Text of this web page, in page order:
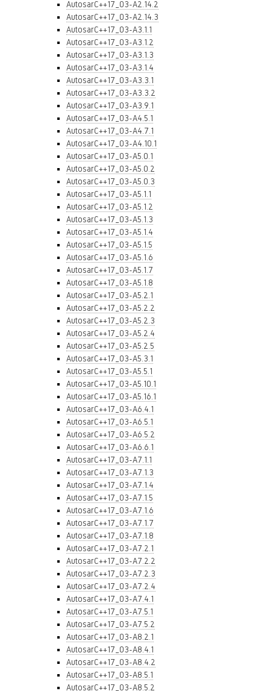
AutosarC++17_03-A2.14.2
AutosarC++17_03-A2.14.3
AutosarC++17_03-A3.1.1
AutosarC++17_03-A3.1.2
AutosarC++17_03-A3.1.3
AutosarC++17_03-A3.1.4
AutosarC++17_03-A3.3.1
AutosarC++17_03-A3.3.2
AutosarC++17_03-A3.9.1
AutosarC++17_03-A4.5.1
AutosarC++17_03-A4.7.1
AutosarC++17_03-A4.10.1
AutosarC++17_03-A5.0.1
AutosarC++17_03-A5.0.2
AutosarC++17_03-A5.0.3
AutosarC++17_03-A5.1.1
AutosarC++17_03-A5.1.2
AutosarC++17_03-A5.1.3
AutosarC++17_03-A5.1.4
AutosarC++17_03-A5.1.5
AutosarC++17_03-A5.1.6
AutosarC++17_03-A5.1.7
AutosarC++17_03-A5.1.8
AutosarC++17_03-A5.2.1
AutosarC++17_03-A5.2.2
AutosarC++17_03-A5.2.3
AutosarC++17_03-A5.2.4
AutosarC++17_03-A5.2.5
AutosarC++17_03-A5.3.1
AutosarC++17_03-A5.5.1
AutosarC++17_03-A5.10.1
AutosarC++17_03-A5.16.1
AutosarC++17_03-A6.4.1
AutosarC++17_03-A6.5.1
AutosarC++17_03-A6.5.2
AutosarC++17_03-A6.6.1
AutosarC++17_03-A7.1.1
AutosarC++17_03-A7.1.3
AutosarC++17_03-A7.1.4
AutosarC++17_03-A7.1.5
AutosarC++17_03-A7.1.6
AutosarC++17_03-A7.1.7
AutosarC++17_03-A7.1.8
AutosarC++17_03-A7.2.1
AutosarC++17_03-A7.2.2
AutosarC++17_03-A7.2.3
AutosarC++17_03-A7.2.4
AutosarC++17_03-A7.4.1
AutosarC++17_03-A7.5.1
AutosarC++17_03-A7.5.2
AutosarC++17_03-A8.2.1
AutosarC++17_03-A8.4.1
AutosarC++17_03-A8.4.2
AutosarC++17_03-A8.5.1
AutosarC++17_03-A8.5.2